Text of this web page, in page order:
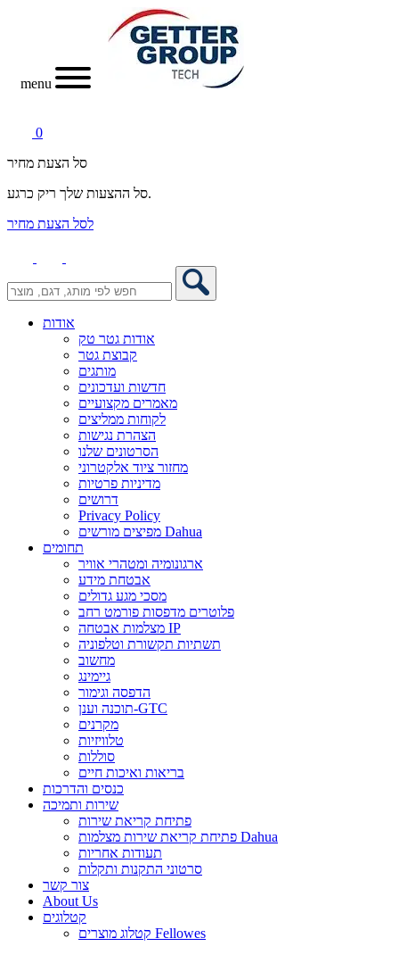
menu
0
סל הצעת מחיר
סל ההצעות שלך ריק כרגע.
לסל הצעת מחיר
אודות
אודות גטר טק
קבוצת גטר
מותגים
חדשות ועדכונים
מאמרים מקצועיים
לקוחות ממליצים
הצהרת נגישות
הסרטונים שלנו
מחזור ציוד אלקטרוני
מדיניות פרטיות
דרושים
Privacy Policy
מפיצים מורשים Dahua
תחומים
ארגונומיה ומטהרי אוויר
אבטחת מידע
מסכי מגע גדולים
פלוטרים מדפסות פורמט רחב
מצלמות אבטחה IP
תשתיות תקשורת וטלפוניה
מחשוב
גיימינג
הדפסה וגימור
תוכנה וענן-GTC
מקרנים
טלוויזיות
סוללות
בריאות ואיכות חיים
כנסים והדרכות
שירות ותמיכה
פתיחת קריאת שירות
פתיחת קריאת שירות מצלמות Dahua
תעודות אחריות
סרטוני התקנות ותקלות
צור קשר
About Us
קטלוגים
קטלוג מוצרים Fellowes